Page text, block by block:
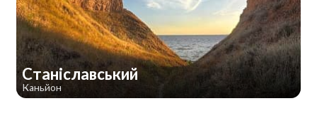
Станіславський
Каньйон